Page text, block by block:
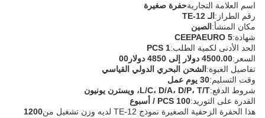
اسم العلامة التجاريةحفرة صغيرة
رقم الطراز: الـ TE-12
مكان المنشأ:الصين
شهادة:CEEPAEURO 5
الحد الأدنى لكمية الطلب:1 PCS
السعر: 4500.00 دولار إلى 4850 دولار00
تفاصيل العبوة:الشحن البحري الدولي القياسي
وقت التسليم:30 يوم عمل
شروط الدفع:L/C، D/A، D/P، T/T، ويسترن يونيون
القدرة على التوريد:100 PCS / أسبوع
هذا الحفرة الزحفية الصغيرة نموذج TE-12 لديه وزن تشغيل من
1200